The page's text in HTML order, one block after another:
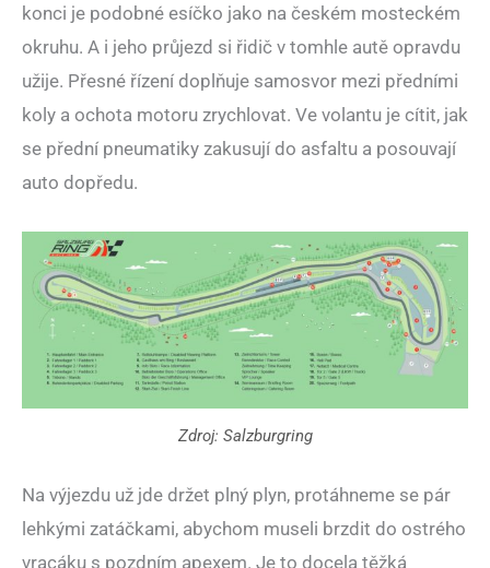
konci je podobné esíčko jako na českém mosteckém
okruhu. A i jeho průjezd si řidič v tomhle autě opravdu
užije. Přesné řízení doplňuje samosvor mezi předními
koly a ochota motoru zrychlovat. Ve volantu je cítit, jak
se přední pneumatiky zakusují do asfaltu a posouvají
auto dopředu.
Zdroj: Salzburgring
Na výjezdu už jde držet plný plyn, protáhneme se pár
lehkými zatáčkami, abychom museli brzdit do ostrého
vracáku s pozdním apexem. Je to docela těžká